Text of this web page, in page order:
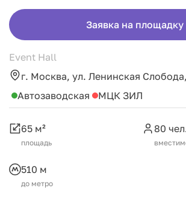
Заявка на площадку
Event Hall
г. Москва, ул. Ленинская
Автозаводская
МЦК ЗИЛ
65 м²
площадь
80
510 м
до метро